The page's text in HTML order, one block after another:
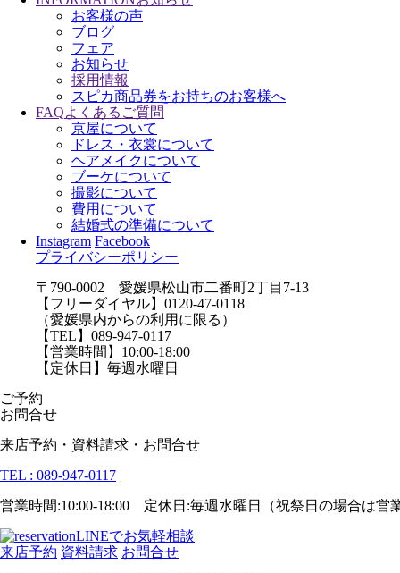
お客様の声
ブログ
フェア
お知らせ
採用情報
スピカ商品券をお持ちのお客様へ
FAQよくあるご質問
京屋について
ドレス・衣裳について
ヘアメイクについて
ブーケについて
撮影について
費用について
結婚式の準備について
Instagram Facebook
プライバシーポリシー
〒790-0002 愛媛県松山市二番町2丁目7-13
【フリーダイヤル】0120-47-0118
（愛媛県内からの利用に限る）
【TEL】089-947-0117
【営業時間】10:00-18:00
【定休日】毎週水曜日
ご予約
お問合せ
来店予約・資料請求・お問合せ
TEL : 089-947-0117
営業時間:10:00-18:00 定休日:毎週水曜日（祝祭日の場合は営
LINEでお気軽相談
来店予約 資料請求 お問合せ